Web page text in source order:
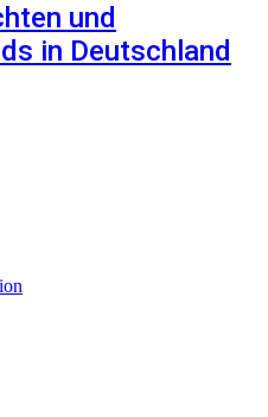
und
in Deutschland